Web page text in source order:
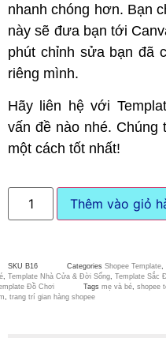
nhanh chóng hơn. Bạn
này sẽ đưa bạn tới
phút chỉnh sửa bạn đã
riêng mình.
Hãy liên hệ với
vấn đề nào nhé. Chúng
một cách tốt nhất!
Thêm vào giỏ
SKU B16 Categories Shopee Template
Template Nhà Cửa & Đời Sống Template Sắc
Đồ Chơi
Tags mẹ và bé shopee
trang trí gian hàng shopee